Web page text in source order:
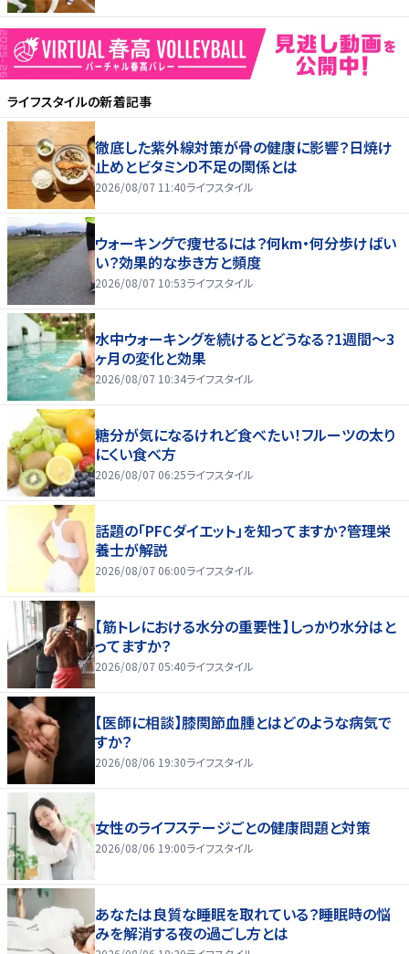
ライフスタイルの新着記事
徹底した紫外線対策が骨の健康に影響？日焼け
止めとビタミンD不足の関係とは
2026/08/07 11:40ライフスタイル
ウォーキングで痩せるには？何km・何分歩けばい
い？効果的な歩き方と頻度
2026/08/07 10:53ライフスタイル
水中ウォーキングを続けるとどうなる？1週間～3
ヶ月の変化と効果
2026/08/07 10:34ライフスタイル
糖分が気になるけれど食べたい！フルーツの太り
にくい食べ方
2026/08/07 06:25ライフスタイル
話題の「PFCダイエット」を知ってますか？管理栄
養士が解説
2026/08/07 06:00ライフスタイル
【筋トレにおける水分の重要性】しっかり水分はと
ってますか？
2026/08/07 05:40ライフスタイル
【医師に相談】膝関節血腫とはどのような病気で
すか？
2026/08/06 19:30ライフスタイル
女性のライフステージごとの健康問題と対策
2026/08/06 19:00ライフスタイル
あなたは良質な睡眠を取れている？睡眠時の悩
みを解消する夜の過ごし方とは